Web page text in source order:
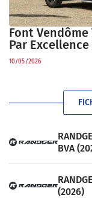
Font Vendôme
Par Excellence
10/05/2026
BVA
(2026)